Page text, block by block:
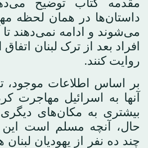
مقدمه کتاب توضیح
داستان‌ها در همان لحظه‌
می‌شوند و ادامه نمی‌دهند تا
افراد بعد از ترک لبنان اتفاق
روایت کنند.
بر اساس اطلاعات موجود،
آنها به اسرائیل مهاجرت
بیشتری به مکان‌های دیگری
حال، آنچه مسلم است این
چند ده نفر از یهودیان